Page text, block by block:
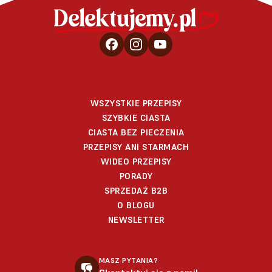
WSZYSTKIE PRZEPISY
SZYBKIE CIASTA
CIASTA BEZ PIECZENIA
PRZEPISY ANI STARMACH
WIDEO PRZEPISY
PORADY
SPRZEDAŻ B2B
O BLOGU
NEWSLETTER
MASZ PYTANIA?